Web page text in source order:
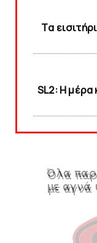
Tα
SL2: Η μέρα